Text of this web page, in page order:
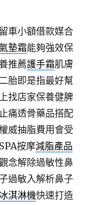
車小額借款媒合
墊霜能夠強效保
推薦護手霜肌膚
胎即是指最好幫
找店家保養健脾
痛透骨藥品搭配
威抽脂費用會受
按摩減脂產品
念解除過敏性鼻
過敏入解析鼻子
淇淋機快速打造